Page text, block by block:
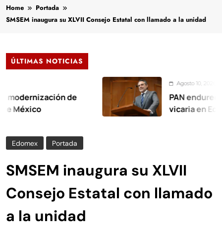
Home
Portada
SMSEM inaugura su XLVII Consejo Estatal con llamado a la unidad
ÚLTIMAS NOTICIAS
de
Agosto 10, 2026
PAN endurece
vicaria en Edomex
Edomex Portada
SMSEM inaugura su XLVII
Consejo Estatal con llamado
a la unidad